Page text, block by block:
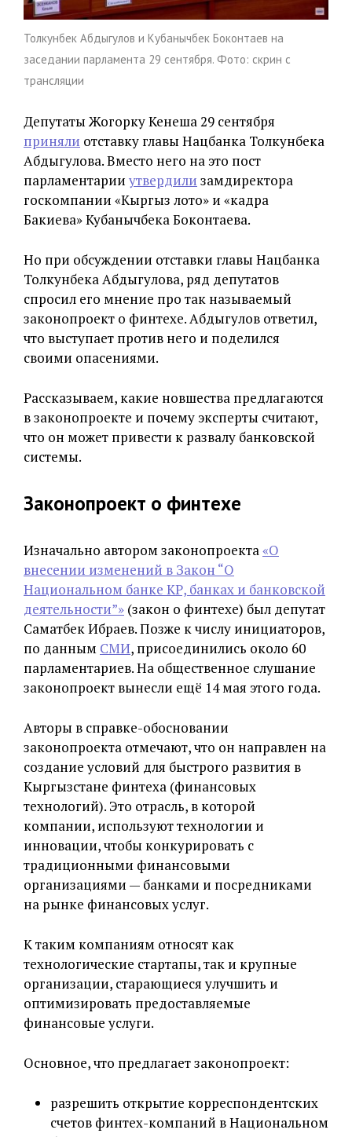
Толкунбек Абдыгулов и Кубанычбек Боконтаев на
заседании парламента 29 сентября. Фото: скрин с
трансляции
Депутаты Жогорку Кенеша 29 сентября
приняли отставку главы Нацбанка Толкунбека
Абдыгулова. Вместо него на это пост
парламентарии утвердили замдиректора
госкомпании «Кыргыз лото» и «кадра
Бакиева» Кубанычбека Боконтаева.
Но при обсуждении отставки главы Нацбанка
Толкунбека Абдыгулова, ряд депутатов
спросил его мнение про так называемый
законопроект о финтехе. Абдыгулов ответил,
что выступает против него и поделился
своими опасениями.
Рассказываем, какие новшества предлагаются
в законопроекте и почему эксперты считают,
что он может привести к развалу банковской
системы.
Законопроект о финтехе
Изначально автором законопроекта«О
внесении изменений в Закон “О
Национальном банке КР, банках и банковской
деятельности”» (закон о финтехе) был депутат
Саматбек Ибраев. Позже к числу инициаторов,
по данным СМИ, присоединились около 60
парламентариев. На общественное слушание
законопроект вынесли ещё 14 мая этого года.
Авторы в справке-обосновании
законопроекта отмечают, что он направлен на
создание условий для быстрого развития в
Кыргызстане финтеха (финансовых
технологий). Это отрасль, в которой
компании, используют технологии и
инновации, чтобы конкурировать с
традиционными финансовыми
организациями — банками и посредниками
на рынке финансовых услуг.
К таким компаниям относят как
технологические стартапы, так и крупные
организации, старающиеся улучшить и
оптимизировать предоставляемые
финансовые услуги.
Основное, что предлагает законопроект:
разрешить открытие корреспондентских
счетов финтех-компаний в Национальном